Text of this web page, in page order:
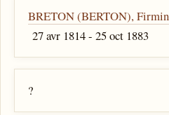
BRETON (BERTON),
27 avr 1814 - 25 oct 1883
?